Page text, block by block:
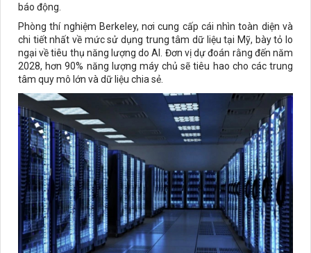
báo động.
Phòng thí nghiệm Berkeley, nơi cung cấp cái nhìn toàn diện và
chi tiết nhất về mức sử dụng trung tâm dữ liệu tại Mỹ, bày tỏ lo
ngại về tiêu thụ năng lượng do AI. Đơn vị dự đoán rằng đến năm
2028, hơn 90% năng lượng máy chủ sẽ tiêu hao cho các trung
tâm quy mô lớn và dữ liệu chia sẻ.